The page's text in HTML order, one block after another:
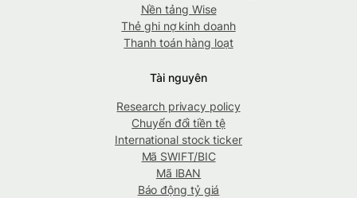
Nền tảng Wise
Thẻ ghi nợ kinh doanh
Thanh toán hàng loạt
Tài nguyên
Research privacy policy
Chuyển đổi tiền tệ
International stock ticker
Mã SWIFT/BIC
Mã IBAN
Báo động tỷ giá